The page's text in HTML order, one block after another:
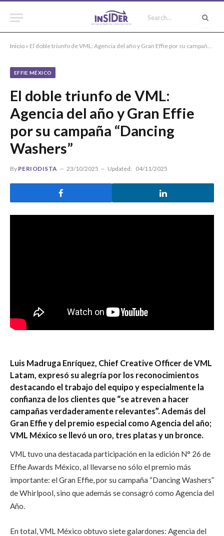
Inicio » El doble triunfo de VML: Agencia del año y Gran Effie por su campaña “Dancing Washers”
EFFIE MÉXICO
El doble triunfo de VML:
Agencia del año y Gran Effie
por su campaña “Dancing
Washers”
By PERIODISTA 23/10/2025 Updated: 04/11/2025
Luis Madruga Enríquez, Chief Creative Officer de VML
Latam, expresó su alegría por los reconocimientos
destacando el trabajo del equipo y especialmente la
confianza de los clientes que “se atreven a hacer
campañas verdaderamente relevantes”. Además del
Gran Effie y del premio especial como Agencia del año;
VML México se llevó un oro, tres platas y un bronce.
VML tuvo una destacada participación en la edición N° 26 de
Effie Awards México, al llevarse no sólo el premio más
importante: el Gran Effie, por su campaña “Dancing Washers”
de Whirlpool, sino que además se consagró como Agencia del
Año.
En total, VML México obtuvo siete galardones: Agencia del